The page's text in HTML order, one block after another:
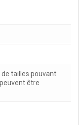
tailles pouvant
être